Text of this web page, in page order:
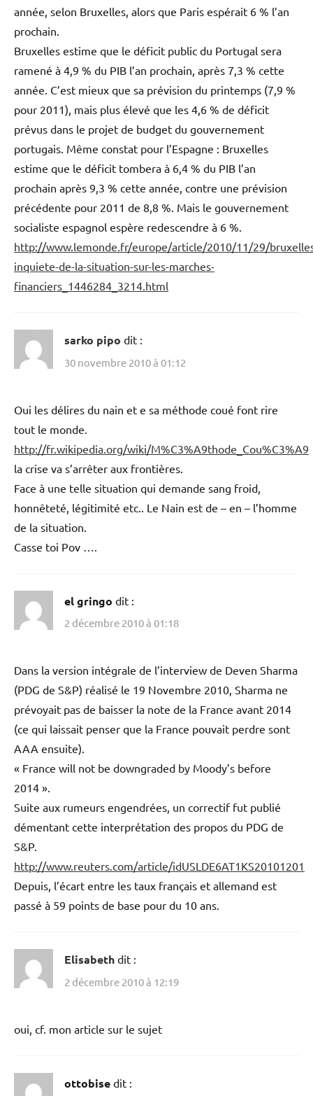
année, selon Bruxelles, alors que Paris espérait 6 % l’an
prochain.
Bruxelles estime que le déficit public du Portugal sera
ramené à 4,9 % du PIB l’an prochain, après 7,3 % cette
année. C’est mieux que sa prévision du printemps (7,9 %
pour 2011), mais plus élevé que les 4,6 % de déficit
prévus dans le projet de budget du gouvernement
portugais. Même constat pour l’Espagne : Bruxelles
estime que le déficit tombera à 6,4 % du PIB l’an
prochain après 9,3 % cette année, contre une prévision
précédente pour 2011 de 8,8 %. Mais le gouvernement
socialiste espagnol espère redescendre à 6 %.
http://www.lemonde.fr/europe/article/2010/11/29/
inquiete-de-la-situation-sur-les-marches-
financiers_1446284_3214.html
sarko pipo dit :
30 novembre 2010 à 01:12
Oui les délires du nain et e sa méthode coué font rire
tout le monde.
http://fr.wikipedia.org/wiki/M%C3%A9thode_Cou%C3%A9
la crise va s’arrêter aux frontières.
Face à une telle situation qui demande sang froid,
honnêteté, légitimité etc.. Le Nain est de – en – l’homme
de la situation.
Casse toi Pov ….
el gringo dit :
2 décembre 2010 à 01:18
Dans la version intégrale de l’interview de Deven Sharma
(PDG de S&P) réalisé le 19 Novembre 2010, Sharma ne
prévoyait pas de baisser la note de la France avant 2014
(ce qui laissait penser que la France pouvait perdre sont
AAA ensuite).
« France will not be downgraded by Moody’s before
2014 ».
Suite aux rumeurs engendrées, un correctif fut publié
démentant cette interprétation des propos du PDG de
S&P.
http://www.reuters.com/article/idUSLDE6AT1KS20101201
Depuis, l’écart entre les taux français et allemand est
passé à 59 points de base pour du 10 ans.
Elisabeth dit :
2 décembre 2010 à 12:19
oui, cf. mon article sur le sujet
ottobise dit :